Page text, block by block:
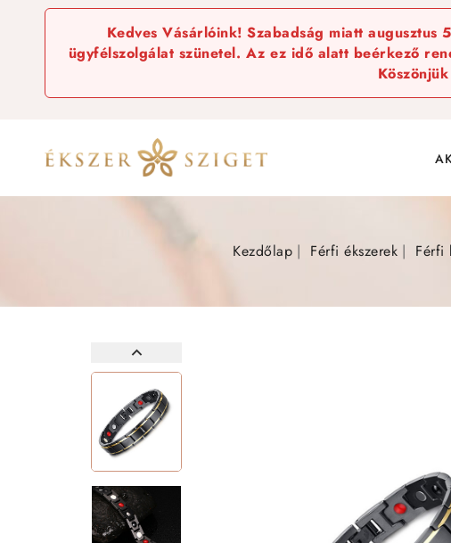
Kedves Vásárlóink! Szabadság miatt
ügyfélszolgálat szünetel. Az ez idő alatt beérkező
Kezdőlap Férfi ékszerek Férfi